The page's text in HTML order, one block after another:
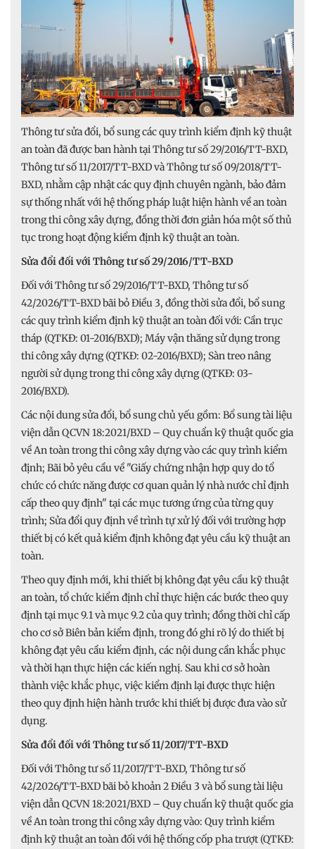
Thông tư sửa đổi, bổ sung các quy trình kiểm định kỹ thuật
an toàn đã được ban hành tại Thông tư số 29/2016/TT-BXD,
Thông tư số 11/2017/TT-BXD và Thông tư số 09/2018/TT-
BXD, nhằm cập nhật các quy định chuyên ngành, bảo đảm
sự thống nhất với hệ thống pháp luật hiện hành về an toàn
trong thi công xây dựng, đồng thời đơn giản hóa một số thủ
tục trong hoạt động kiểm định kỹ thuật an toàn.
Sửa đổi đối với Thông tư số 29/2016/TT-BXD
Đối với Thông tư số 29/2016/TT-BXD, Thông tư số
42/2026/TT-BXD bãi bỏ Điều 3, đồng thời sửa đổi, bổ sung
các quy trình kiểm định kỹ thuật an toàn đối với: Cần trục
tháp (QTKĐ: 01-2016/BXD); Máy vận thăng sử dụng trong
thi công xây dựng (QTKĐ: 02-2016/BXD); Sàn treo nâng
người sử dụng trong thi công xây dựng (QTKĐ: 03-
2016/BXD).
Các nội dung sửa đổi, bổ sung chủ yếu gồm: Bổ sung tài liệu
viện dẫn QCVN 18:2021/BXD – Quy chuẩn kỹ thuật quốc gia
về An toàn trong thi công xây dựng vào các quy trình kiểm
định; Bãi bỏ yêu cầu về "Giấy chứng nhận hợp quy do tổ
chức có chức năng được cơ quan quản lý nhà nước chỉ định
cấp theo quy định" tại các mục tương ứng của từng quy
trình; Sửa đổi quy định về trình tự xử lý đối với trường hợp
thiết bị có kết quả kiểm định không đạt yêu cầu kỹ thuật an
toàn.
Theo quy định mới, khi thiết bị không đạt yêu cầu kỹ thuật
an toàn, tổ chức kiểm định chỉ thực hiện các bước theo quy
định tại mục 9.1 và mục 9.2 của quy trình; đồng thời chỉ cấp
cho cơ sở Biên bản kiểm định, trong đó ghi rõ lý do thiết bị
không đạt yêu cầu kiểm định, các nội dung cần khắc phục
và thời hạn thực hiện các kiến nghị. Sau khi cơ sở hoàn
thành việc khắc phục, việc kiểm định lại được thực hiện
theo quy định hiện hành trước khi thiết bị được đưa vào sử
dụng.
Sửa đổi đối với Thông tư số 11/2017/TT-BXD
Đối với Thông tư số 11/2017/TT-BXD, Thông tư số
42/2026/TT-BXD bãi bỏ khoản 2 Điều 3 và bổ sung tài liệu
viện dẫn QCVN 18:2021/BXD – Quy chuẩn kỹ thuật quốc gia
về An toàn trong thi công xây dựng vào: Quy trình kiểm
định kỹ thuật an toàn đối với hệ thống cốp pha trượt (QTKĐ: